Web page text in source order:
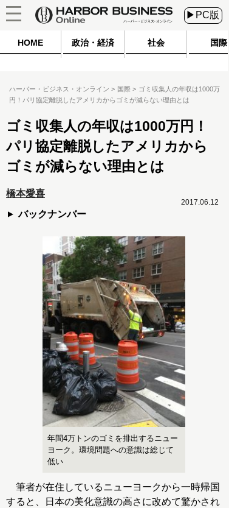
▶PC版
HOME 政治・経済 社会 国際
ハーバー・ビジネス・オンライン 国際
ゴミ収集人の年収は1000万
円！パリ協定離脱したアメリカからゴミが減らない理由とは
ゴミ収集人の年収は1000万円！
パリ協定離脱したアメリカから
ゴミが減らない理由とは
橋本愛喜
バックナンバー
2017.06.12
年間4万トンのゴミを排出するニュー
ヨーク。環境問題への意識は総じて
低い
筆者が在住しているニューヨークから一時帰国
すると、日本の美化意識の高さに改めて驚かされ